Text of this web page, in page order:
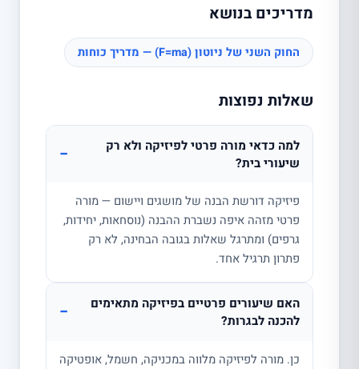
מדריכים בנושא
החוק השני של ניוטון (F=ma) — מדריך כוחות
שאלות נפוצות
למה כדאי מורה פרטי לפיזיקה ולא רק
שיעורי בית?
−
פיזיקה דורשת הבנה של מושגים ויישום — מורה
פרטי מזהה איפה נשברת ההבנה (נוסחאות, יחידות,
גרפים) ומתרגל שאלות בגובה הבחינה, לא רק
פתרון תרגיל אחד.
האם שיעורים פרטיים בפיזיקה מתאימים
להכנה לבגרות?
−
כן. מורה לפיזיקה מלווה במכניקה, חשמל, אופטיקה